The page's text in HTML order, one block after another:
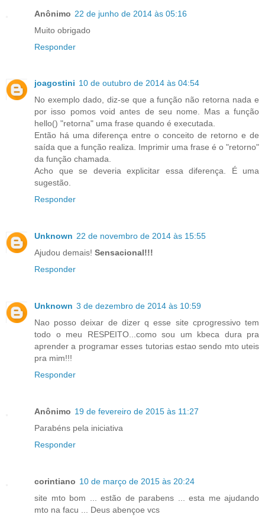
Anônimo 22 de junho de 2014 às 05:16
Muito obrigado
Responder
joagostini 10 de outubro de 2014 às 04:54
No exemplo dado, diz-se que a função não retorna nada e
por isso pomos void antes de seu nome. Mas a função
hello() "retorna" uma frase quando é executada.
Então há uma diferença entre o conceito de retorno e de
saída que a função realiza. Imprimir uma frase é o "retorno"
da função chamada.
Acho que se deveria explicitar essa diferença. É uma
sugestão.
Responder
Unknown 22 de novembro de 2014 às 15:55
Ajudou demais! Sensacional!!!
Responder
Unknown 3 de dezembro de 2014 às 10:59
Nao posso deixar de dizer q esse site cprogressivo tem
todo o meu RESPEITO...como sou um kbeca dura pra
aprender a programar esses tutorias estao sendo mto uteis
pra mim!!!
Responder
Anônimo 19 de fevereiro de 2015 às 11:27
Parabéns pela iniciativa
Responder
corintiano 10 de março de 2015 às 20:24
site mto bom ... estão de parabens ... esta me ajudando
mto na facu ... Deus abençoe vcs